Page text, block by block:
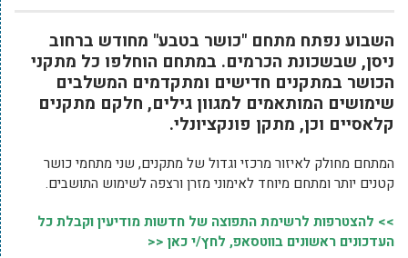
השבוע נפתח מתחם "כושר בטבע" מחודש ברחוב
ניסן, שבשכונת הכרמים. במתחם הוחלפו כל מתקני
הכושר במתקנים חדישים ומתקדמים המשלבים
שימושים המותאמים למגוון גילים, חלקם מתקנים
קלאסיים וכן, מתקן פונקציונלי.
המתחם מחולק לאיזור מרכזי וגדול של מתקנים, שני מתחמי כושר
קטנים יותר ומתחם מיוחד לאימוני מזרן ורצפה לשימוש התושבים.
>> להצטרפות לרשימת התפוצה של חדשות מודיעין וקבלת כל
העדכונים ראשונים בווטסאפ, לחץ/י כאן <<